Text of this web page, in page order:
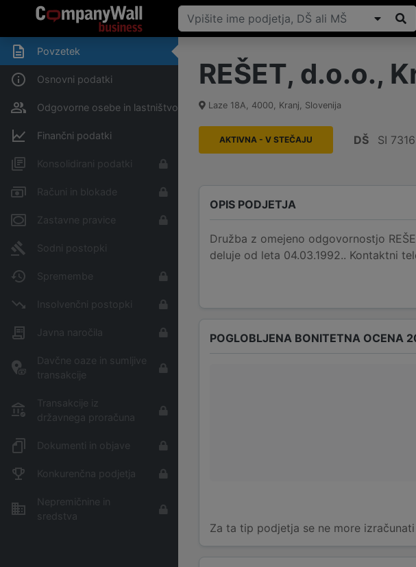
Povzetek
Osnovni podatki
Odgovorne osebe in lastništvo
Finančni podatki
Konsolidirani podatki
Računi in blokade
Zastavne pravice
Sodni postopki
Spremembe
Insolvenčni postopki
Javna naročila
Davčne oaze in sumljive
transakcije
Transakcije iz
državnega proračuna
Dokumenti in objave
Konkurenčna podjetja
Nepremičnine in
sredstva
REŠET, d.o.o.,
Laze 18A, 4000, Kranj, Slovenija
AKTIVNA - V STEČAJU DŠ SI
OPIS PODJETJA
Družba z omejeno odgovornostjo
deluje od leta 04.03.1992.. Kontaktni
POGLOBLJENA BONITETNA OCENA
Za ta tip podjetja se ne more